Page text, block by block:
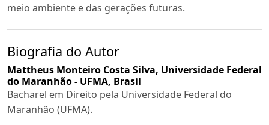
meio ambiente e das gerações futuras.
Biografia do Autor
Mattheus Monteiro Costa Silva, Universidade Federal
do Maranhão - UFMA, Brasil
Bacharel em Direito pela Universidade Federal do
Maranhão (UFMA).